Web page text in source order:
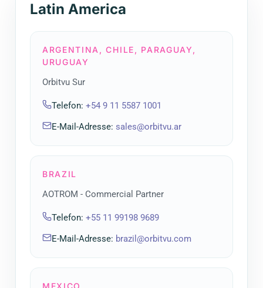
Latin America
ARGENTINA, CHILE, PARAGUAY,
URUGUAY
Orbitvu Sur
Telefon: +54 9 11 5587 1001
E-Mail-Adresse: sales@orbitvu.ar
BRAZIL
AOTROM - Commercial Partner
Telefon: +55 11 99198 9689
E-Mail-Adresse: brazil@orbitvu.com
MEXICO